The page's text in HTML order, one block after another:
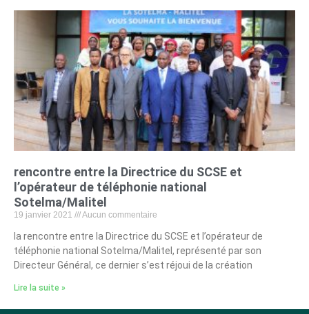
rencontre entre la Directrice du SCSE et
l’opérateur de téléphonie national
Sotelma/Malitel
19 janvier 2021 Aucun commentaire
la rencontre entre la Directrice du SCSE et l’opérateur de
téléphonie national Sotelma/Malitel, représenté par son
Directeur Général, ce dernier s’est réjoui de la création
Lire la suite »